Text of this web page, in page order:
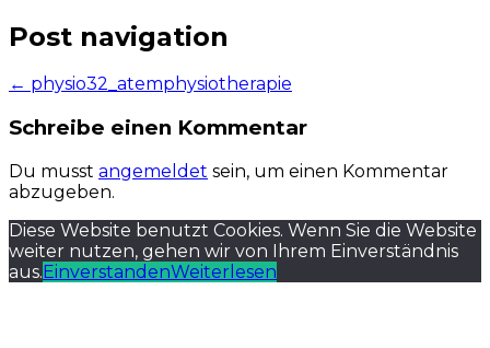
Post navigation
← physio32_atemphysiotherapie
Schreibe einen Kommentar
Du musst angemeldet sein, um einen Kommentar
abzugeben.
Diese Website benutzt Cookies. Wenn Sie die Website
weiter nutzen, gehen wir von Ihrem Einverständnis
aus.EinverstandenWeiterlesen